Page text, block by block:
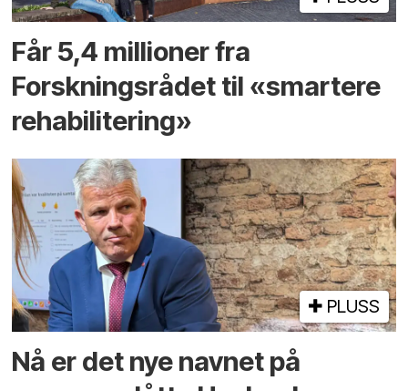
Får 5,4 millioner fra
Forskningsrådet til «smartere
rehabilitering»
PLUSS
Nå er det nye navnet på